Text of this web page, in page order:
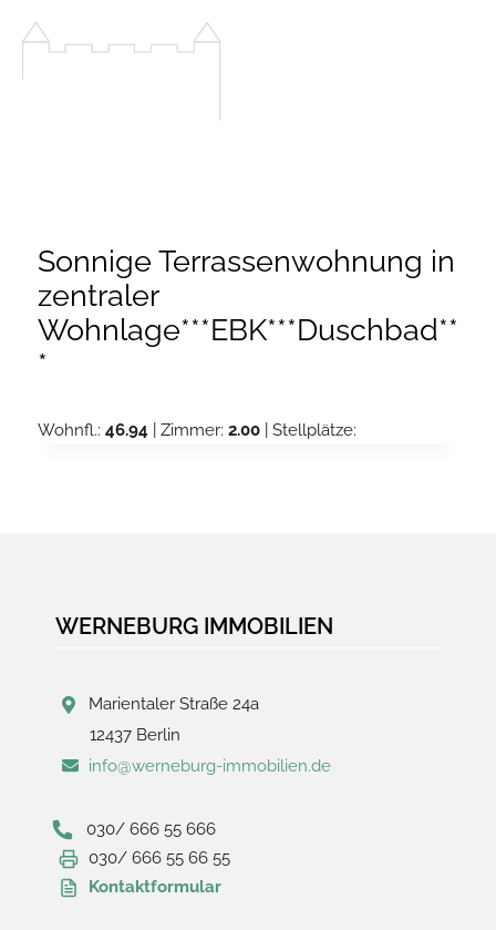
Inhalt
Sonnige Terrassenwohnung in
zentraler
Wohnlage***EBK***Duschbad**
*
Wohnfl.: 46.94 | Zimmer: 2.00 | Stellplätze:
WERNEBURG IMMOBILIEN
Marientaler Straße 24a
12437 Berlin
info@werneburg-immobilien.de
030/ 666 55 666
030/ 666 55 66 55
Kontaktformular